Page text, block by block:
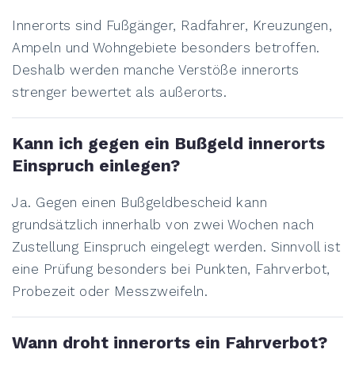
Innerorts sind Fußgänger, Radfahrer, Kreuzungen,
Ampeln und Wohngebiete besonders betroffen.
Deshalb werden manche Verstöße innerorts
strenger bewertet als außerorts.
Kann ich gegen ein Bußgeld innerorts
Einspruch einlegen?
Ja. Gegen einen Bußgeldbescheid kann
grundsätzlich innerhalb von zwei Wochen nach
Zustellung Einspruch eingelegt werden. Sinnvoll ist
eine Prüfung besonders bei Punkten, Fahrverbot,
Probezeit oder Messzweifeln.
Wann droht innerorts ein Fahrverbot?